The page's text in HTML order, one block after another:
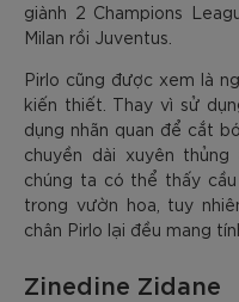
giành 2 Champions
Milan rồi Juventus.
Pirlo cũng được xem là
kiến thiết. Thay vì sử
dụng nhãn quan để cắt
chuyền dài xuyên thủng
chúng ta có thể thấy
trong vườn hoa, tuy
chân Pirlo lại đều mang
Zinedine Zidane